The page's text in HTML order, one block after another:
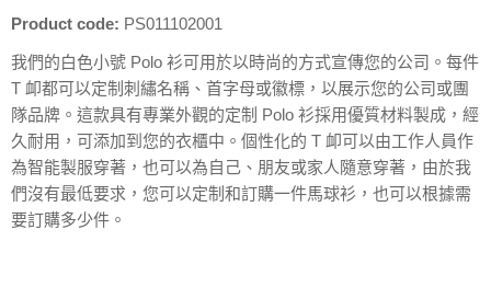
Product code: PS011102001
我們的白色小號 Polo 衫可用於以時尚的方式宣傳您的公司。每件
T 卹都可以定制刺繡名稱、首字母或徽標，以展示您的公司或團
隊品牌。這款具有專業外觀的定制 Polo 衫採用優質材料製成，經
久耐用，可添加到您的衣櫃中。個性化的 T 卹可以由工作人員作
為智能製服穿著，也可以為自己、朋友或家人隨意穿著，由於我
們沒有最低要求，您可以定制和訂購一件馬球衫，也可以根據需
要訂購多少件。